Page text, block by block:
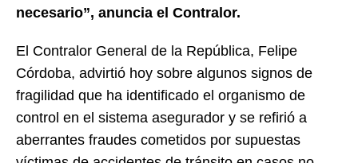
necesario”, anuncia el Contralor.
El Contralor General de la República, Felipe
Córdoba, advirtió hoy sobre algunos signos de
fragilidad que ha identificado el organismo de
control en el sistema asegurador y se refirió a
aberrantes fraudes cometidos por supuestas